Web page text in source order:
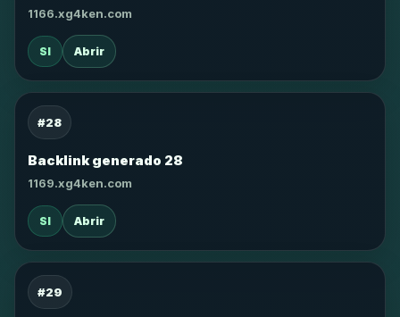
1166.xg4ken.com
SI Abrir
#28
Backlink generado 28
1169.xg4ken.com
SI Abrir
#29